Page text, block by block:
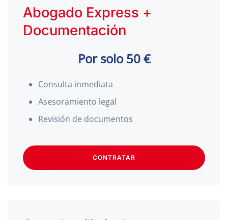
Abogado Express +
Documentación
Por solo 50 €
Consulta inmediata
Asesoramiento legal
Revisión de documentos
CONTRATAR